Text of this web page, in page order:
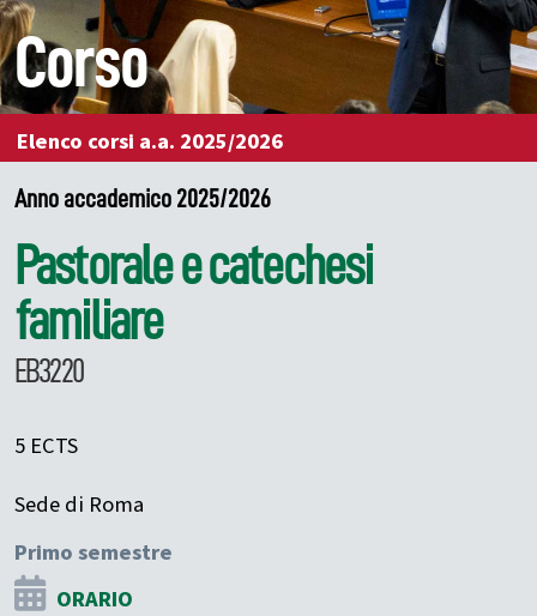
Corso
Elenco corsi a.a. 2025/2026
Anno accademico 2025/2026
Pastorale e catechesi
familiare
EB3220
5 ECTS
Sede di Roma
Primo semestre
ORARIO